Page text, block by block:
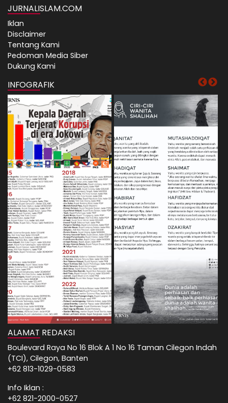
JURNALISLAM.COM
Iklan
Disclaimer
Tentang Kami
Pedoman Media Siber
Dukung Kami
INFOGRAFIK
ALAMAT REDAKSI
Boulevard Raya No 16 Blok A 1 No 16 Taman Cilegon Indah
(TCI), Cilegon, Banten
+62 813-1029-0583
Info Iklan :
+62 821-2000-0527